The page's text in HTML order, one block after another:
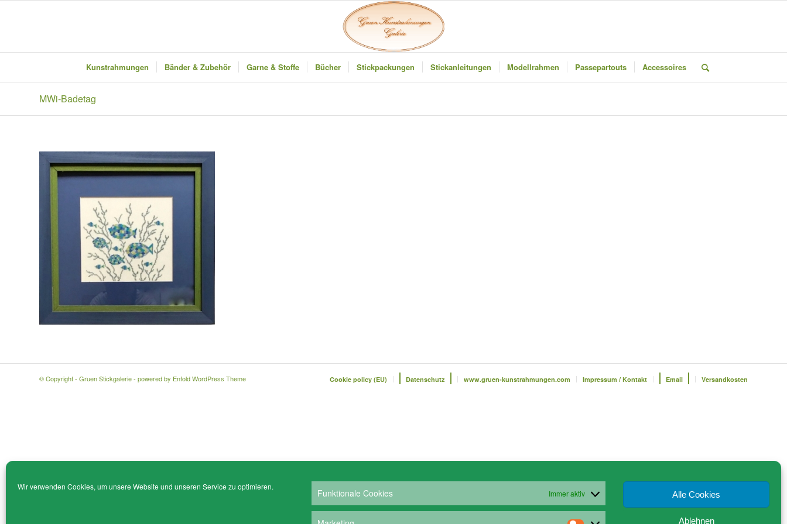
Wir verwenden Cookies, um unsere Website und unseren Service zu optimieren.
Funktionale Cookies Immer aktiv Alle Cookies
Ablehnen
Kunstrahmungen Bänder & Zubehör Garne & Stoffe Bücher Stickpackungen Stickanleitungen Modellrahmen Passepartouts Accessoires
MWi-Badetag
© Copyright - Gruen Stickgalerie - powered by Enfold WordPress Theme Cookie policy (EU) Datenschutz www.gruen-kunstrahmungen.com Impressum / Kontakt Email Versandkosten